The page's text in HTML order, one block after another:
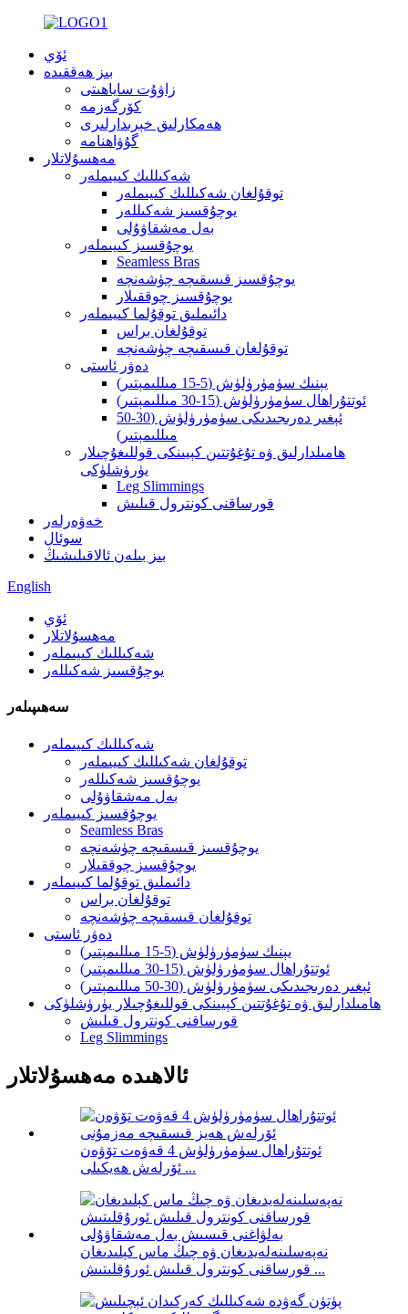
ئۆي
بىز ھەققىدە
زاۋۇت ساياھىتى
كۆرگەزمە
ھەمكارلىق خېرىدارلىرى
گۇۋاھنامە
مەھسۇلاتلار
شەكىللىك كىيىملەر
توقۇلغان شەكىللىك كىيىملەر
يوچۇقسىز شەكىللەر
بەل مەشقاۋۇلى
يوچۇقسىز كىيىملەر
Seamless Bras
يوچۇقسىز قىسقىچە چۈشەنچە
يوچۇقسىز چوققىلار
دائىملىق توقۇلما كىيىملەر
توقۇلغان براس
توقۇلغان قىسقىچە چۈشەنچە
دەۋر ئاستى
يېنىك سۈمۈرۈلۈش (5-15 مىللىمېتىر)
ئوتتۇراھال سۈمۈرۈلۈش (15-30 مىللىمېتىر)
ئېغىر دەرىجىدىكى سۈمۈرۈلۈش (30-50
مىللىمېتىر)
ھامىلدارلىق ۋە تۇغۇتتىن كېيىنكى قوللىغۇچىلار
يۈرۈشلۈكى
Leg Slimmings
قورساقنى كونترول قىلىش
خەۋەرلەر
سوئال
بىز بىلەن ئالاقىلىشىڭ
English
ئۆي
مەھسۇلاتلار
شەكىللىك كىيىملەر
يوچۇقسىز شەكىللەر
سەھىپىلەر
شەكىللىك كىيىملەر
توقۇلغان شەكىللىك كىيىملەر
يوچۇقسىز شەكىللەر
بەل مەشقاۋۇلى
يوچۇقسىز كىيىملەر
Seamless Bras
يوچۇقسىز قىسقىچە چۈشەنچە
يوچۇقسىز چوققىلار
دائىملىق توقۇلما كىيىملەر
توقۇلغان براس
توقۇلغان قىسقىچە چۈشەنچە
دەۋر ئاستى
يېنىك سۈمۈرۈلۈش (5-15 مىللىمېتىر)
ئوتتۇراھال سۈمۈرۈلۈش (15-30 مىللىمېتىر)
ئېغىر دەرىجىدىكى سۈمۈرۈلۈش (30-50 مىللىمېتىر)
ھامىلدارلىق ۋە تۇغۇتتىن كېيىنكى قوللىغۇچىلار يۈرۈشلۈكى
قورساقنى كونترول قىلىش
Leg Slimmings
ئالاھىدە مەھسۇلاتلار
ئوتتۇراھال سۈمۈرۈلۈش 4 قەۋەت تۆۋەن
ئۆرلەش ھەيكىلى ...
نەپەسلىنەلەيدىغان ۋە چىڭ ماس كېلىدىغان
قورساقنى كونترول قىلىش ئورۇقلىتىش ...